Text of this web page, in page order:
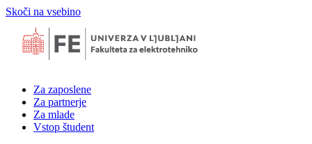
Skoči na vsebino
Za zaposlene
Za partnerje
Za mlade
Vstop študent